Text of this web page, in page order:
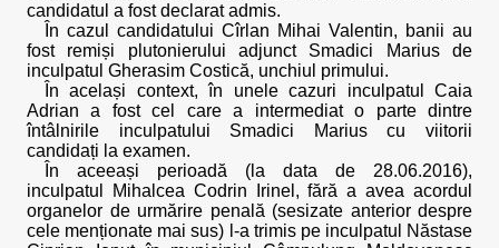
candidatul a fost declarat admis.
În cazul candidatului Cîrlan Mihai Valentin, banii au
fost remiși plutonierului adjunct Smadici Marius de
inculpatul Gherasim Costică, unchiul primului.
În același context, în unele cazuri inculpatul Caia
Adrian a fost cel care a intermediat o parte dintre
întâlnirile inculpatului Smadici Marius cu viitorii
candidați la examen.
În aceeași perioadă (la data de 28.06.2016),
inculpatul Mihalcea Codrin Irinel, fără a avea acordul
organelor de urmărire penală (sesizate anterior despre
cele menționate mai sus) l-a trimis pe inculpatul Năstase